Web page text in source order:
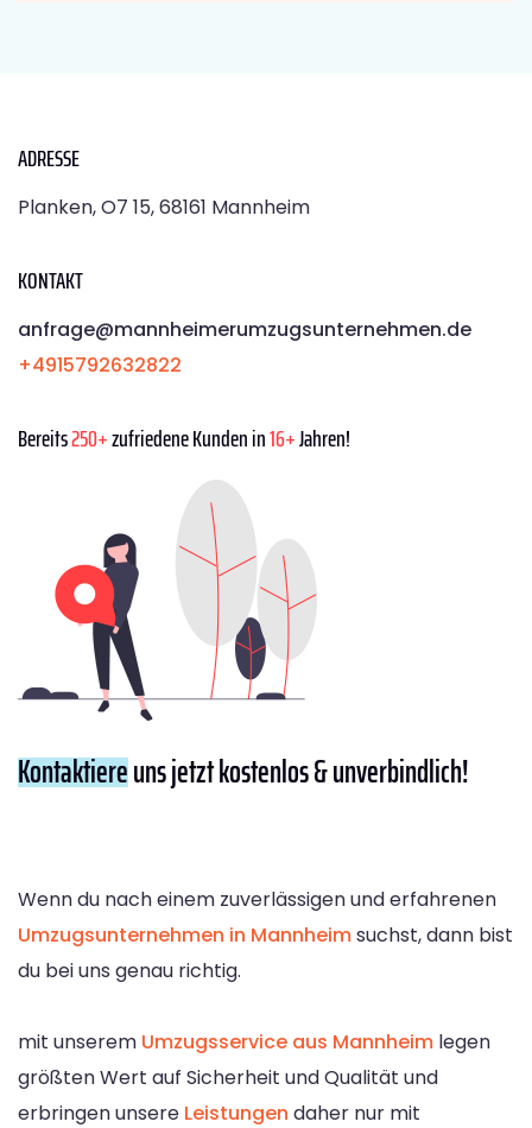
ADRESSE
Planken, O7 15, 68161 Mannheim
KONTAKT
anfrage@mannheimerumzugsunternehmen.de
+4915792632822
Bereits250+zufriedene Kunden in16+Jahren!
Kontaktiereuns jetzt kostenlos & unverbindlich!
Wenn du nach einem zuverlässigen und erfahrenen
Umzugsunternehmen in Mannheimsuchst, dann bist
du bei uns genau richtig.
mit unserem Umzugsservice aus Mannheim legen
größten Wert auf Sicherheit und Qualität und
erbringen unsere Leistungen daher nur mit